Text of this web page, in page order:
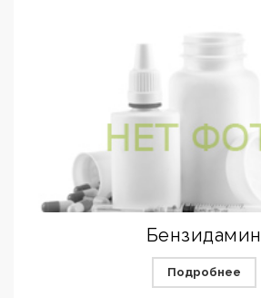
Бензидамин
Подробнее